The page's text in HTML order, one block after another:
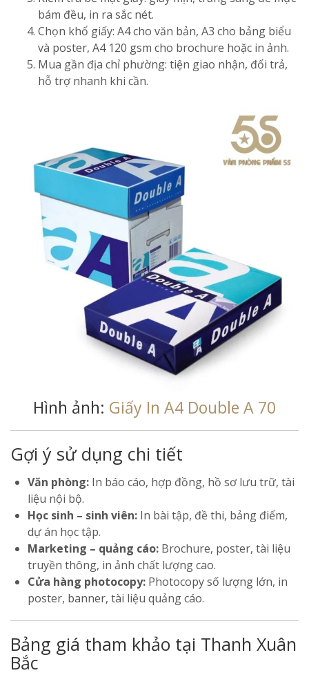
bám đều, in ra sắc nét.
Chọn khổ giấy: A4 cho văn bản, A3 cho bảng biểu
và poster, A4 120 gsm cho brochure hoặc in ảnh.
Mua gần địa chỉ phường: tiện giao nhận, đổi trả,
hỗ trợ nhanh khi cần.
Hình ảnh: Giấy In A4 Double A 70
Gợi ý sử dụng chi tiết
Văn phòng: In báo cáo, hợp đồng, hồ sơ lưu trữ, tài
liệu nội bộ.
Học sinh – sinh viên: In bài tập, đề thi, bảng điểm,
dự án học tập.
Marketing – quảng cáo: Brochure, poster, tài liệu
truyền thông, in ảnh chất lượng cao.
Cửa hàng photocopy: Photocopy số lượng lớn, in
poster, banner, tài liệu quảng cáo.
Bảng giá tham khảo tại Thanh Xuân
Bắc